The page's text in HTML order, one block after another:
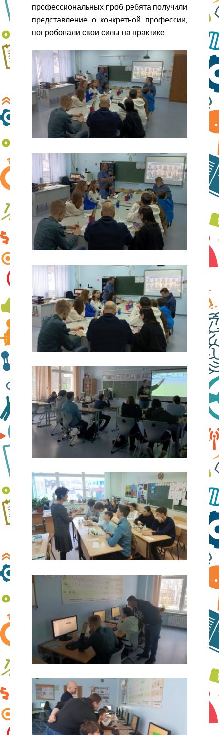
профессиональных проб ребята получили
представление о конкретной профессии,
попробовали свои силы на практике.